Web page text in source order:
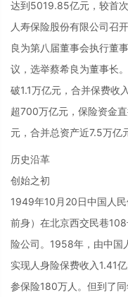
达到5019.85亿元，较首
人寿保险股份有限公司召
良为第八届董事会执行董
议，选举蔡希良为董事长
破1.1万亿元，合并保费收
超700万亿元，保险资金
元，合并总资产近7.5万亿
历史沿革
创始之初
1949年10月20日中国人
前身）在北京西交民巷
险公司。1958年，由中国
实现人身险保费收入1.41
参保险180万人。但到了